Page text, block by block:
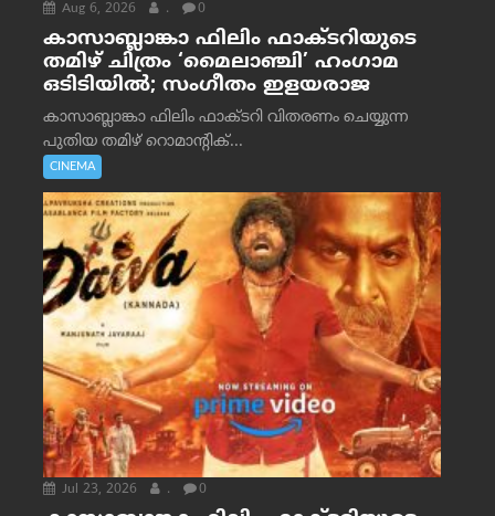
Aug 6, 2026 . 0
കാസാബ്ലാങ്കാ ഫിലിം ഫാക്ടറിയുടെ
തമിഴ് ചിത്രം ‘മൈലാഞ്ചി’ ഹംഗാമ
ഒടിടിയിൽ; സംഗീതം ഇളയരാജ
കാസാബ്ലാങ്കാ ഫിലിം ഫാക്ടറി വിതരണം ചെയ്യുന്ന
പുതിയ തമിഴ് റൊമാന്റിക്...
CINEMA
Jul 23, 2026 . 0